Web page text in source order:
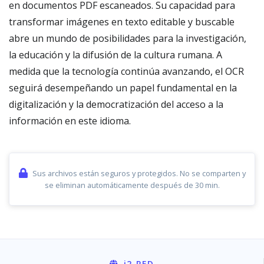
en documentos PDF escaneados. Su capacidad para
transformar imágenes en texto editable y buscable
abre un mundo de posibilidades para la investigación,
la educación y la difusión de la cultura rumana. A
medida que la tecnología continúa avanzando, el OCR
seguirá desempeñando un papel fundamental en la
digitalización y la democratización del acceso a la
información en este idioma.
Sus archivos están seguros y protegidos. No se comparten y
se eliminan automáticamente después de 30 min.